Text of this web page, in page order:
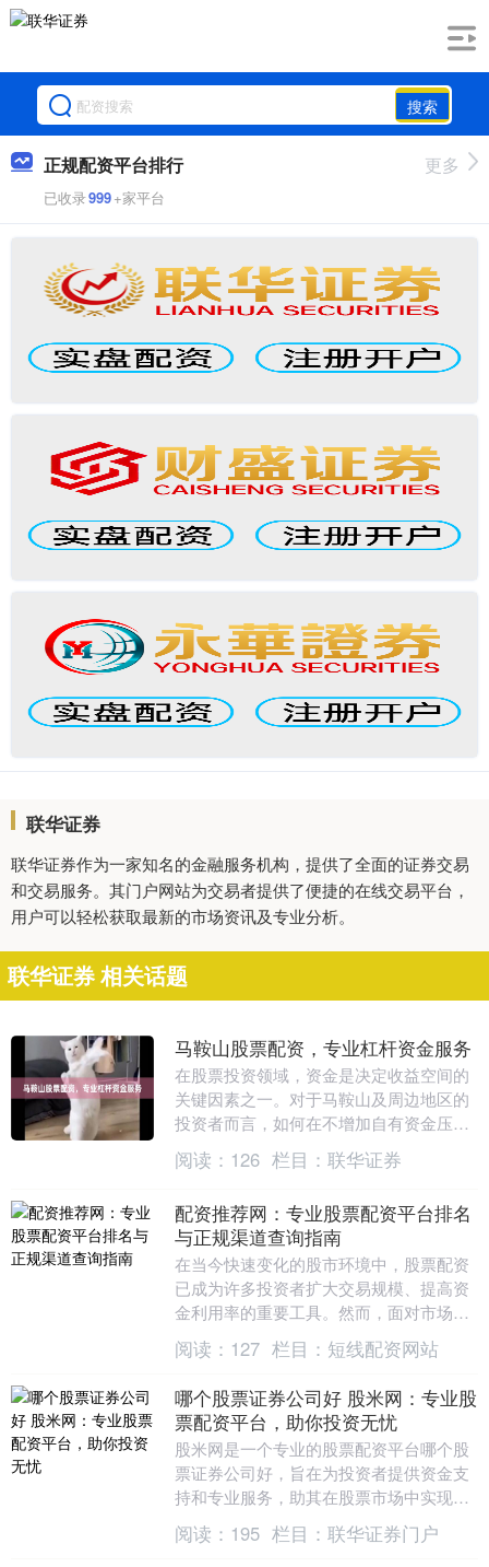
搜索
正规配资平台排行
已收录999+家平台
更多
联华证券
联华证券作为一家知名的金融服务机构，提供了全面的证券交易
和交易服务。其门户网站为交易者提供了便捷的在线交易平台，
用户可以轻松获取最新的市场资讯及专业分析。
联华证券 相关话题
马鞍山股票配资，专业杠杆资金服务
在股票投资领域，资金是决定收益空间的
关键因素之一。对于马鞍山及周边地区的
投资者而言，如何在不增加自有资金压力
的情况下，放大投资能力、提升资金使用
效率，成为许多人....
阅读： 126 栏目： 联华证券
配资推荐网：专业股票配资平台排名
与正规渠道查询指南
在当今快速变化的股市环境中，股票配资
已成为许多投资者扩大交易规模、提高资
金利用率的重要工具。然而，面对市场上
众多的配资平台，如何选择专业、正规的
渠道成为投资者关....
阅读： 127 栏目： 短线配资网站
哪个股票证券公司好 股米网：专业股
票配资平台，助你投资无忧
股米网是一个专业的股票配资平台哪个股
票证券公司好，旨在为投资者提供资金支
持和专业服务，助其在股票市场中实现投
资目标。 除了股票配资，股票配资线上平
台还提供了其他....
阅读： 195 栏目： 联华证券门户